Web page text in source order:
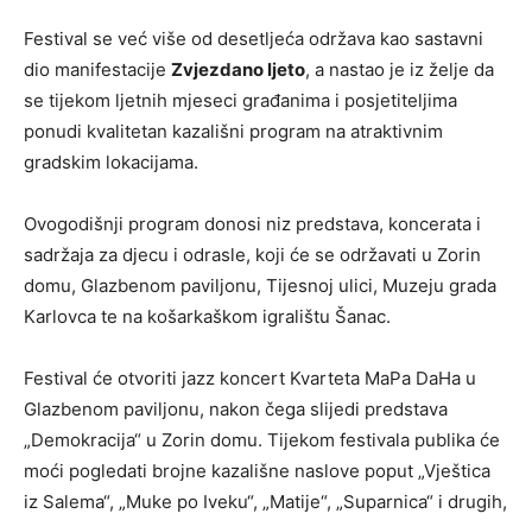
Festival se već više od desetljeća održava kao sastavni
dio manifestacije Zvjezdano ljeto, a nastao je iz želje da
se tijekom ljetnih mjeseci građanima i posjetiteljima
ponudi kvalitetan kazališni program na atraktivnim
gradskim lokacijama.
Ovogodišnji program donosi niz predstava, koncerata i
sadržaja za djecu i odrasle, koji će se održavati u Zorin
domu, Glazbenom paviljonu, Tijesnoj ulici, Muzeju grada
Karlovca te na košarkaškom igralištu Šanac.
Festival će otvoriti jazz koncert Kvarteta MaPa DaHa u
Glazbenom paviljonu, nakon čega slijedi predstava
„Demokracija“ u Zorin domu. Tijekom festivala publika će
moći pogledati brojne kazališne naslove poput „Vještica
iz Salema“, „Muke po Iveku“, „Matije“, „Suparnica“ i drugih,